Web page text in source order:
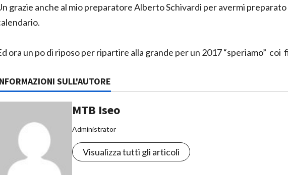
grazie anche al mio preparatore Alberto Schivardi per avermi
ora un po di riposo per ripartire alla grande per un 2017 “speriamo”
SULL'AUTORE
MTB Iseo
Administrator
Visualizza tutti gli articoli